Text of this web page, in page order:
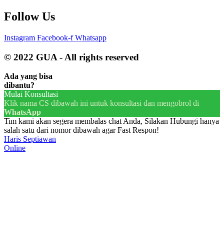
Follow Us
Instagram Facebook-f Whatsapp
© 2022 GUA - All rights reserved
Ada yang bisa
dibantu?
Mulai Konsultasi
Klik nama CS dibawah ini untuk konsultasi dan mengobrol di
WhatsApp
Tim kami akan segera membalas chat Anda, Silakan Hubungi hanya
salah satu dari nomor dibawah agar Fast Respon!
Haris Septiawan
Online